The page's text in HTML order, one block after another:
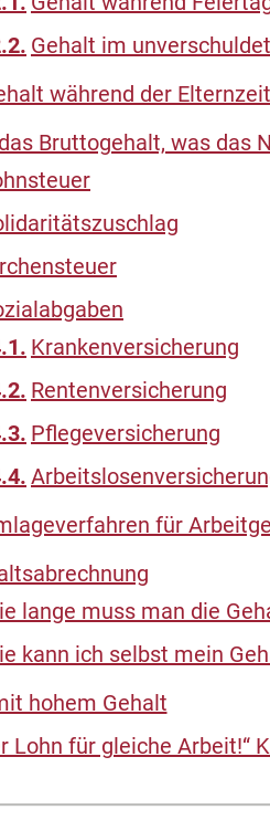
Gehalt im
während der Elternzeit
Bruttogehalt, was das
Krankenversicherung
Rentenversicherung
Pflegeversicherung
für
lange muss man die
kann ich selbst mein
hohem Gehalt
Lohn für gleiche Arbeit!“